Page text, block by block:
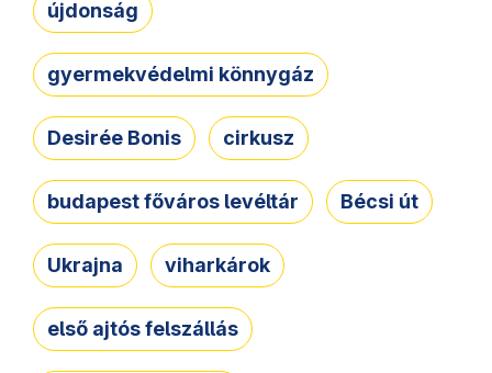
újdonság
gyermekvédelmi könnygáz
Desirée Bonis cirkusz
budapest főváros levéltár Bécsi út
Ukrajna viharkárok
első ajtós felszállás